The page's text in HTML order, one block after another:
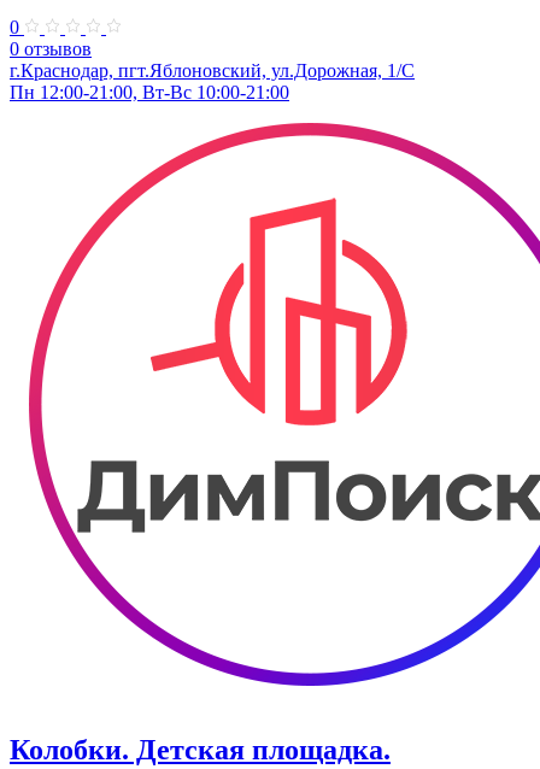
0
0 отзывов
г.Краснодар, пгт.Яблоновский, ул.Дорожная, 1/С
Пн 12:00-21:00, Вт-Вс 10:00-21:00
Колобки. Детская площадка.